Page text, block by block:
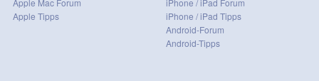
Apple Tipps
iPhone / iPad Tipps
Android-Forum
Android-Tipps